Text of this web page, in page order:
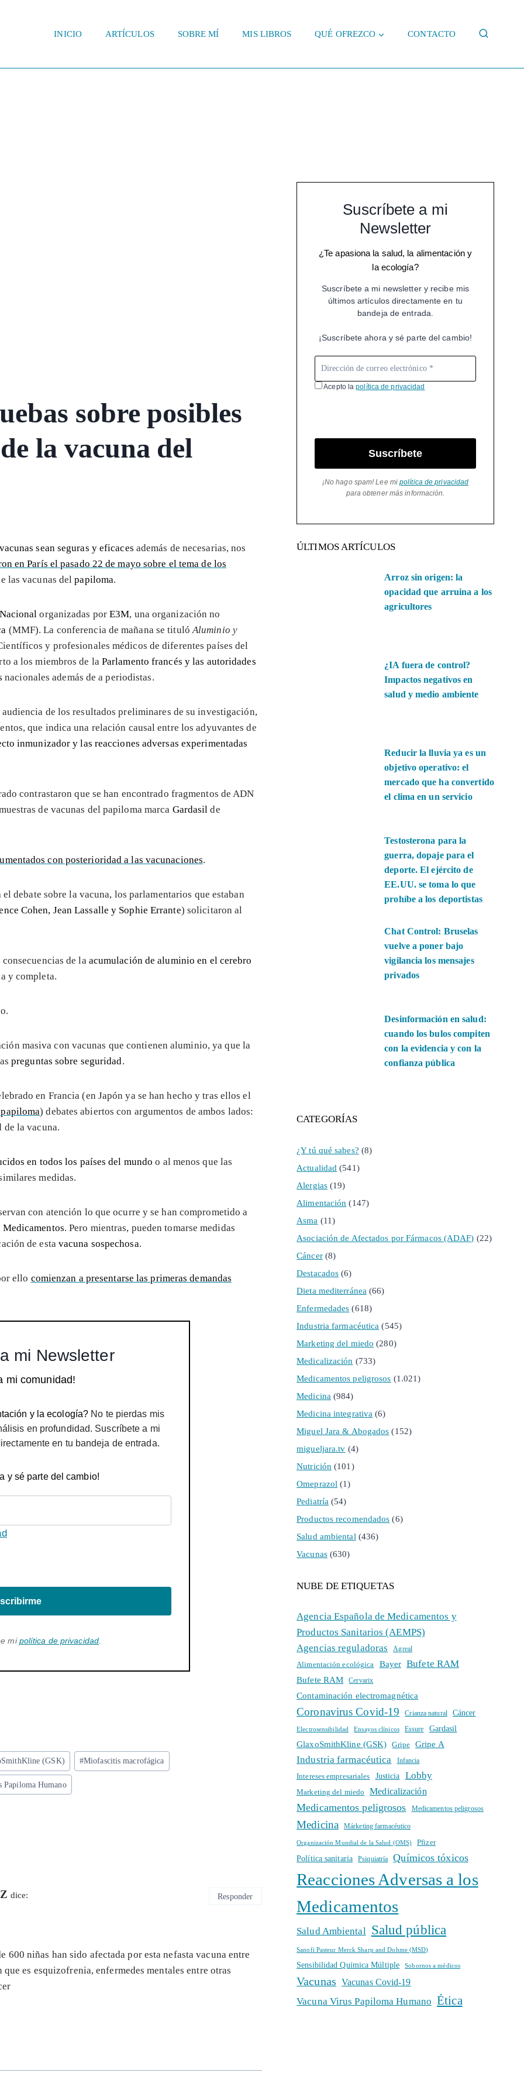
INICIO ARTÍCULOS SOBRE MÍ MIS LIBROS QUÉ OFREZCO CONTACTO
sobre posibles
la vacuna del
vacunas sean seguras y eficaces además de necesarias, nos
en París el pasado 22 de mayo sobre el tema de los
las vacunas delpapiloma.
organizadas porE3M, una organización no
(MMF). La conferencia de mañana se titulóAluminio y
y profesionales médicos de diferentes países del
a los miembros de la Parlamento francés y las autoridades
nacionales además de a periodistas.
de los resultados preliminares de su investigación,
que indica una relación causal entre los adyuvantes de
inmunizador y las reacciones adversas experimentadas
contrastaron que se han encontrado fragmentos de ADN
de vacunas del papiloma marca Gardasil de
con posterioridad a las vacunaciones.
debate sobre la vacuna, los parlamentarios que estaban
Cohen, Jean Lassalle y Sophie Errante) solicitaron al
de la acumulación de aluminio en el cerebro
y completa.
masiva con vacunas que contienen aluminio, ya que la
preguntas sobre seguridad.
en Francia (en Japón ya se han hecho y tras ellos el
) debates abiertos con argumentos de ambos lados:
de la vacuna.
en todos los países del mundo o al menos que las
medidas.
con atención lo que ocurre y se han comprometido a
. Pero mientras, pueden tomarse medidas
de esta vacuna sospechosa.
ello comienzan a presentarse las primeras demandas
mi Newsletter
mi comunidad!
y la ecología? No te pierdas mis
en profundidad. Suscríbete a mi
en tu bandeja de entrada.
y sé parte del cambio!
mipolítica de privacidad
(GSK) #Miofascitis macrofágica
Papiloma Humano
dice:
niñas han sido afectada por esta nefasta vacuna entre
es esquizofrenia, enfermedes mentales entre otras
Responder
Suscríbete a mi
Newsletter
¿Te apasiona la salud, la alimentación y
la ecología?
Suscríbete a mi newsletter y recibe mis
últimos artículos directamente en tu
bandeja de entrada.
¡Suscríbete ahora y sé parte del cambio!
Acepto lapolítica de privacidad
Suscríbete
¡No hago spam! Lee mipolítica de privacidad
para obtener más información.
ÚLTIMOS ARTÍCULOS
Arroz sin origen: la
opacidad que arruina a los
agricultores
¿IA fuera de control?
Impactos negativos en
salud y medio ambiente
Reducir la lluvia ya es un
objetivo operativo: el
mercado que ha convertido
el clima en un servicio
Testosterona para la
guerra, dopaje para el
deporte. El ejército de
EE.UU. se toma lo que
prohíbe a los deportistas
Chat Control: Bruselas
vuelve a poner bajo
vigilancia los mensajes
privados
Desinformación en salud:
cuando los bulos compiten
con la evidencia y con la
confianza pública
CATEGORÍAS
¿Y tú qué sabes? (8)
Actualidad (541)
Alergias(19)
Alimentación (147)
Asma (11)
Asociación de Afectados por Fármacos (ADAF) (22)
Cáncer(8)
Destacados (6)
Dieta mediterránea (66)
Enfermedades (618)
Industria farmacéutica (545)
Marketing del miedo (280)
Medicalización (733)
Medicamentos peligrosos (1.021)
Medicina (984)
Medicina integrativa (6)
Miguel Jara & Abogados (152)
migueljara.tv (4)
Nutrición (101)
Omeprazol (1)
Pediatría (54)
Productos recomendados (6)
Salud ambiental (436)
Vacunas(630)
NUBE DE ETIQUETAS
Agencia Española de Medicamentos y
Productos Sanitarios (AEMPS)
Agencias reguladoras
Agreal
Alimentación ecológica Bayer Bufete RAM
Bufete RAM Cervarix
Contaminación electromagnética
Coronavirus Covid-19 Crianza natural Cáncer
Electrosensibilidad Ensayos clínicos Essure Gardasil
GlaxoSmithKline (GSK) Gripe Gripe A
Industria farmacéutica Infancia
Intereses empresariales Justicia Lobby
Marketing del miedo Medicalización
Medicamentos peligrosos Medicamentos peligrosos
Medicina Márketing farmacéutico
Organización Mundial de la Salud (OMS) Pfizer
Política sanitaria Psiquiatría Químicos tóxicos
Reacciones Adversas a los
Medicamentos
Salud Ambiental Salud pública
Sanofi Pasteur Merck Sharp and Dohme (MSD)
Sensibilidad Química Múltiple Sobornos a médicos
Vacunas Vacunas Covid-19
Vacuna Virus Papiloma Humano Ética